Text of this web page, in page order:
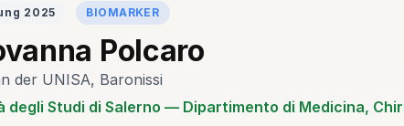
2025 BIOMARKER
Polcaro
der UNISA, Baronissi
degli Studi di Salerno — Dipartimento di Medicina,